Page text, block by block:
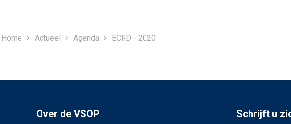
Home Actueel Agenda ECRD - 2020
Over de VSOP
Schrijft u